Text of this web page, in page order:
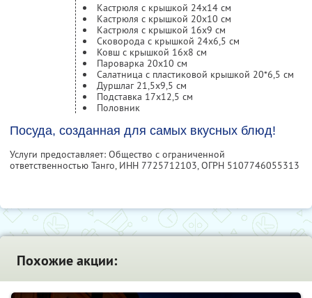
Кастрюля с крышкой 24x14 см
Кастрюля с крышкой 20x10 см
Кастрюля с крышкой 16x9 см
Сковорода с крышкой 24x6,5 см
Ковш с крышкой 16x8 см
Пароварка 20x10 см
Салатница с пластиковой крышкой 20*6,5 см
Дуршлаг 21,5x9,5 см
Подставка 17x12,5 см
Половник
Посуда, созданная для самых вкусных блюд!
Услуги предоставляет: Общество с ограниченной
ответственностью Танго, ИНН 7725712103, ОГРН 5107746055313
Похожие акции: